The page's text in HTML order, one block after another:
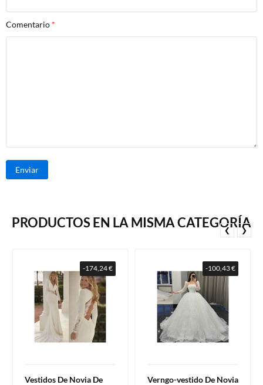
Comentario
Enviar
PRODUCTOS EN LA MISMA CATEGORÍA
-174,24 €
Vestidos De Novia De
-100,43 €
Verngo-vestido De Novia
❮ ❯